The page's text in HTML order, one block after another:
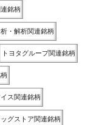
銘柄
・解析関連銘柄
トヨタグループ関連銘柄
イス関連銘柄
ッグストア関連銘柄